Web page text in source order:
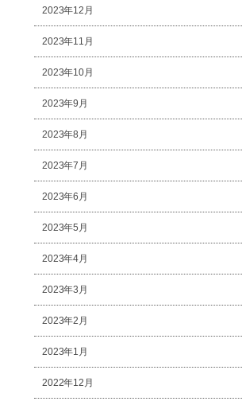
2023年12月
2023年11月
2023年10月
2023年9月
2023年8月
2023年7月
2023年6月
2023年5月
2023年4月
2023年3月
2023年2月
2023年1月
2022年12月